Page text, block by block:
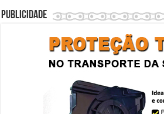
Publicidade